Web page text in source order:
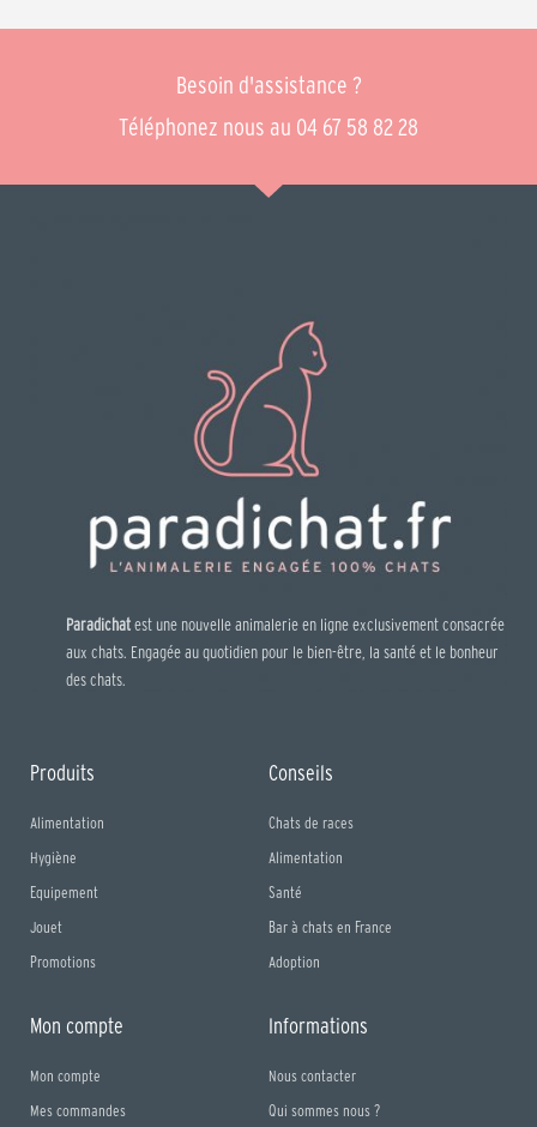
Besoin d'assistance ?
Téléphonez nous au 04 67 58 82 28
Paradichatest une nouvelle animalerie en ligne exclusivement consacrée
aux chats. Engagée au quotidien pour le bien-être, la santé et le bonheur
des chats.
Produits
Alimentation
Hygiène
Equipement
Jouet
Promotions
Conseils
Chats de races
Alimentation
Santé
Bar à chats en France
Adoption
Mon compte
Mon compte
Mes commandes
Informations
Nous contacter
Qui sommes nous ?